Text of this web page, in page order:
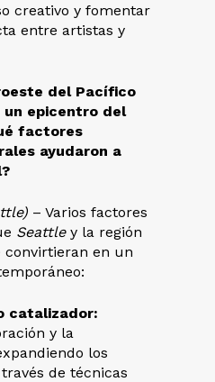
creativo y fomentar
entre artistas y
del Pacífico
un epicentro del
factores
ayudaron a
– Varios factores
Seattley la región
convirtieran en un
catalizador:
y la
los
de técnicas